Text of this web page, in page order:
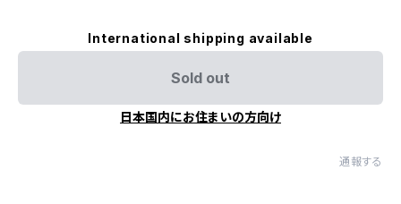
International shipping available
Sold out
日本国内にお住まいの方向け
通報する